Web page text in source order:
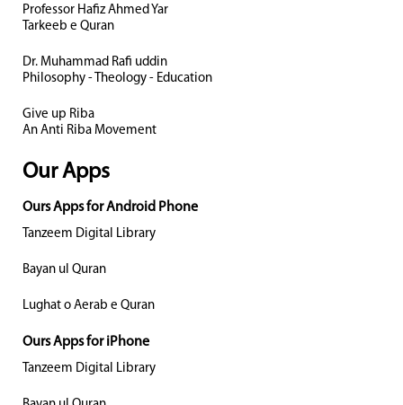
Professor Hafiz Ahmed Yar
Tarkeeb e Quran
Dr. Muhammad Rafi uddin
Philosophy - Theology - Education
Give up Riba
An Anti Riba Movement
Our Apps
Ours Apps for Android Phone
Tanzeem Digital Library
Bayan ul Quran
Lughat o Aerab e Quran
Ours Apps for iPhone
Tanzeem Digital Library